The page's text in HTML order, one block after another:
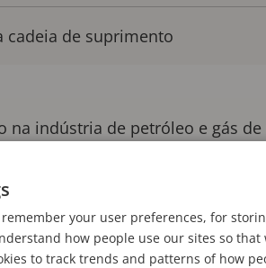
cadeia de suprimento
na indústria de petróleo e gás
booms e explosões, a
reservas. Vi o surgimento
como pressão, volume -,
remember your user preferences, for
how people use our sites so
to track trends and patterns of how